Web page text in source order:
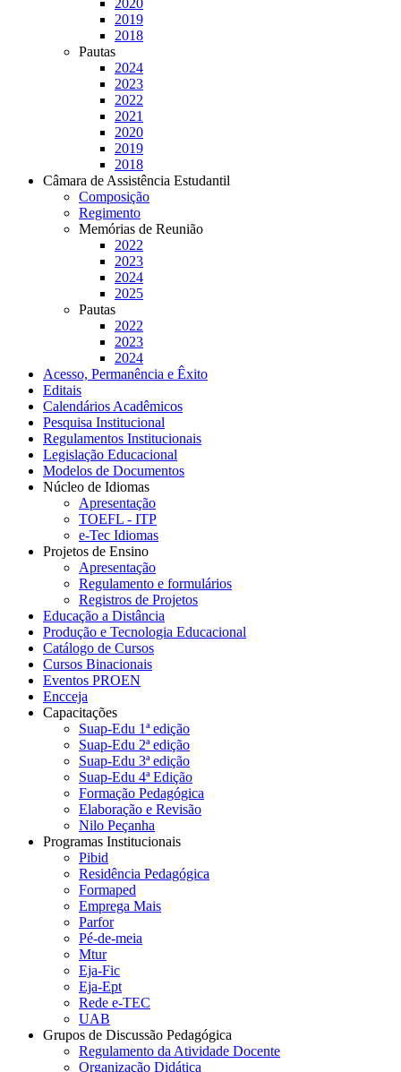
2020
2019
2018
Pautas
2024
2023
2022
2021
2020
2019
2018
Câmara de Assistência Estudantil
Composição
Regimento
Memórias de Reunião
2022
2023
2024
2025
Pautas
2022
2023
2024
Acesso, Permanência e Êxito
Editais
Calendários Acadêmicos
Pesquisa Institucional
Regulamentos Institucionais
Legislação Educacional
Modelos de Documentos
Núcleo de Idiomas
Apresentação
TOEFL - ITP
e-Tec Idiomas
Projetos de Ensino
Apresentação
Regulamento e formulários
Registros de Projetos
Educação a Distância
Produção e Tecnologia Educacional
Catálogo de Cursos
Cursos Binacionais
Eventos PROEN
Encceja
Capacitações
Suap-Edu 1ª edição
Suap-Edu 2ª edição
Suap-Edu 3ª edição
Suap-Edu 4ª Edição
Formação Pedagógica
Elaboração e Revisão
Nilo Peçanha
Programas Institucionais
Pibid
Residência Pedagógica
Formaped
Emprega Mais
Parfor
Pé-de-meia
Mtur
Eja-Fic
Eja-Ept
Rede e-TEC
UAB
Grupos de Discussão Pedagógica
Regulamento da Atividade Docente
Organização Didática